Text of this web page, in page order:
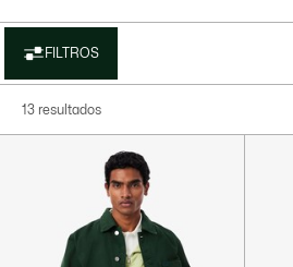
FILTROS
13 resultados